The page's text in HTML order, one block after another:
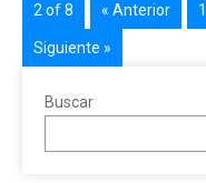
2 of 8 « Anterior 1
Siguiente »
Buscar